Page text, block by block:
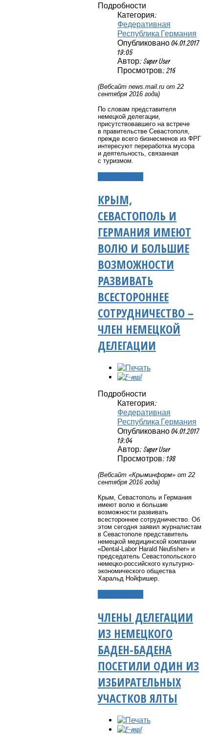
Подробности
Категория:
Федеративная
Республика Германия
Опубликовано 04.01.2017
19:05
Автор: Super User
Просмотров: 216
(Вебсайт news mail ru от 22
сентября 2016 года)
По словам представителя
немецкой делегации,
присутствовавшего на встрече
в правительстве Севастополя,
прежде всего бизнесменов из ФРГ
интересуют переработка мусора
и деятельность, связанная
с туризмом.
КРЫМ,
СЕВАСТОПОЛЬ И
ГЕРМАНИЯ ИМЕЮТ
ВОЛЮ И БОЛЬШИЕ
ВОЗМОЖНОСТИ
РАЗВИВАТЬ
ВСЕСТОРОННЕЕ
СОТРУДНИЧЕСТВО –
ЧЛЕН НЕМЕЦКОЙ
ДЕЛЕГАЦИИ
Подробности
Категория:
Федеративная
Республика Германия
Опубликовано 04.01.2017
19:04
Автор: Super User
Просмотров: 198
(Вебсайт «Крыминформ» от 22
сентября 2016 года)
Крым, Севастополь и Германия
имеют волю и большие
возможности развивать
всестороннее сотрудничество. Об
этом сегодня заявил журналистам
в Севастополе представитель
немецкой медицинской компании
«Dental-Labor Harald Neufisher» и
председатель Севастопольского
немецко-российского культурно-
экономического общества
Харальд Нойфишер.
ЧЛЕНЫ ДЕЛЕГАЦИИ
ИЗ НЕМЕЦКОГО
БАДЕН-БАДЕНА
ПОСЕТИЛИ ОДИН ИЗ
ИЗБИРАТЕЛЬНЫХ
УЧАСТКОВ ЯЛТЫ